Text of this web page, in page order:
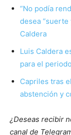
“No podía
desea
Caldera
Luis Caldera
para el
Capriles tras
abstención y
¿Deseas recibir
canal de